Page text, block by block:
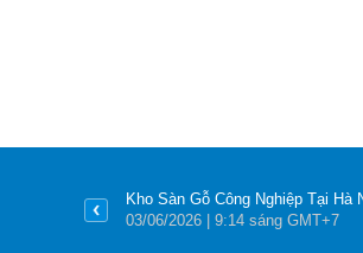
Kho Sàn Gỗ Công Nghiệp Tại Hà
03/06/2026 | 9:14 sáng GMT+7